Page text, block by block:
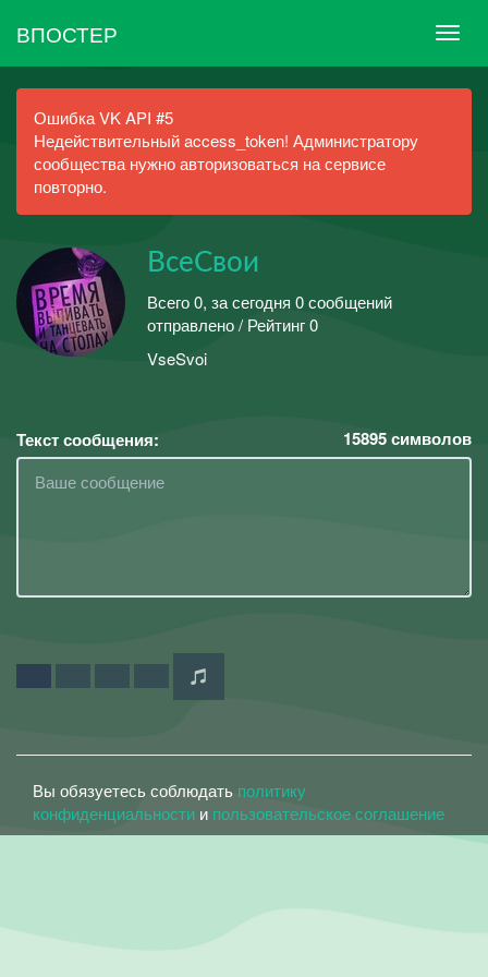
ВПОСТЕР
Ошибка VK API #5
Недействительный access_token! Администратору
сообщества нужно авторизоваться на сервисе
повторно.
ВсеСвои
Всего 0, за сегодня 0 сообщений
отправлено / Рейтинг 0
VseSvoi
Текст сообщения: 15895символов
Вы обязуетесь соблюдать политику
конфиденциальности и пользовательское соглашение